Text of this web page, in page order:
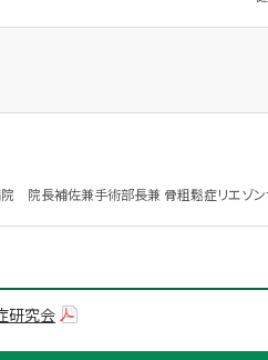
院長補佐兼手術部長兼 骨粗鬆症リエゾン
研究会